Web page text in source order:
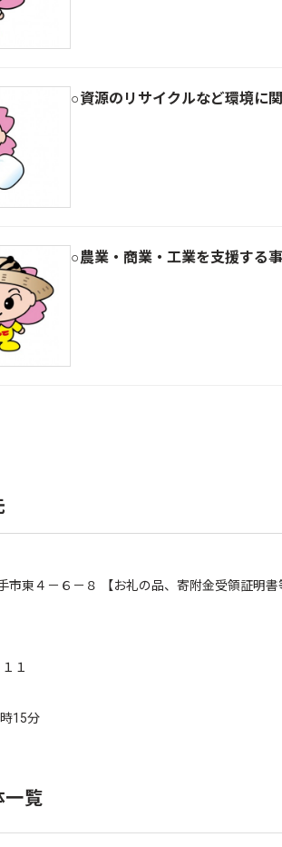
○資源のリサイクルなど環境に
○農業・商業・工業を支援する
市東４－６－８ 【お礼の品、寄附金受領証明書
１
15分
一覧